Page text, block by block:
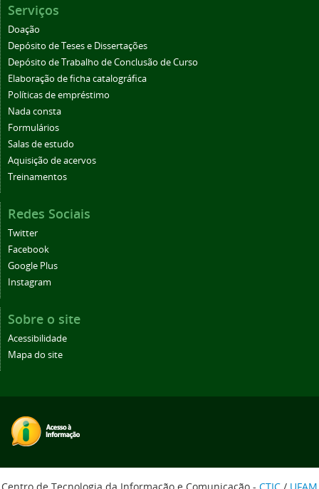
Serviços
Doação
Depósito de Teses e Dissertações
Depósito de Trabalho de Conclusão de Curso
Elaboração de ficha catalográfica
Políticas de empréstimo
Nada consta
Formulários
Salas de estudo
Aquisição de acervos
Treinamentos
Redes Sociais
Twitter
Facebook
Google Plus
Instagram
Sobre o site
Acessibilidade
Mapa do site